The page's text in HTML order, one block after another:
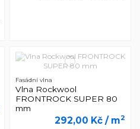
Fasádní vlna
Vlna Rockwool
FRONTROCK SUPER 80
mm
292,00 Kč / m2